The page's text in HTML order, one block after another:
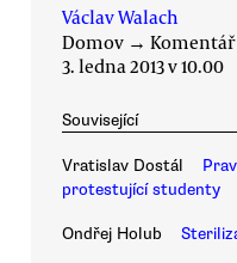
Václav Walach
Domov → Komentář
3. ledna 2013 v 10.00
Související
Vratislav Dostál
protestující studenty
Ondřej Holub